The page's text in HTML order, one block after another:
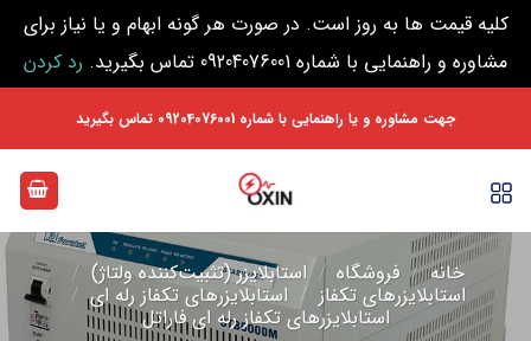
کلیه قیمت ها به روز است. در صورت هر گونه ابهام و یا نیاز برای
مشاوره و راهنمایی با شماره 09204076001 تماس بگیرید.
رد کردن
جهت مشاوره و یا راهنمایی با شماره 09204076001 تماس بگیرید
خانه / فروشگاه / استابلایزر (تثبیت‌کننده ولتاژ) /
استابلایزرهای تکفاز / استابلایزرهای تکفاز رله ای /
استابلایزرهای تکفاز رله ای فاراتل